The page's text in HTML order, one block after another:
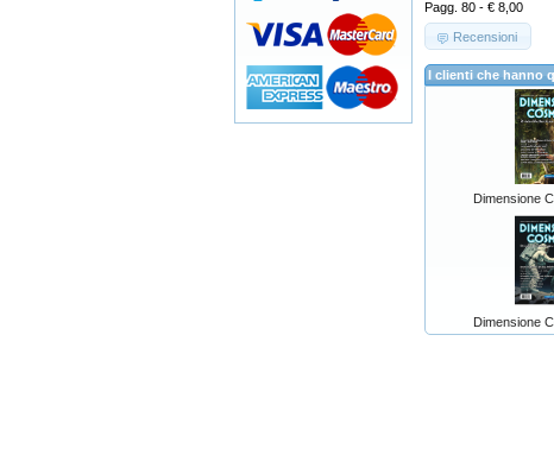
Pagg. 80 - € 8,00
Recensioni
I clienti che hanno
Dimensione
Dimensione